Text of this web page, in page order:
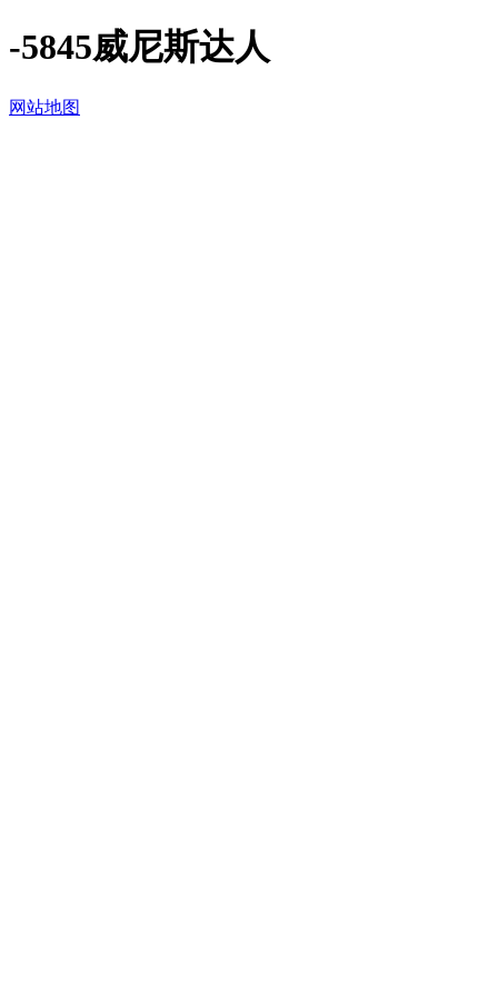
-5845威尼斯达人
网站地图